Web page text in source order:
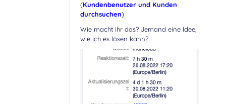
(Kundenbenutzer und Kunden
durchsuchen)
Wie macht ihr das? Jemand eine Idee,
wie ich es lösen kann?